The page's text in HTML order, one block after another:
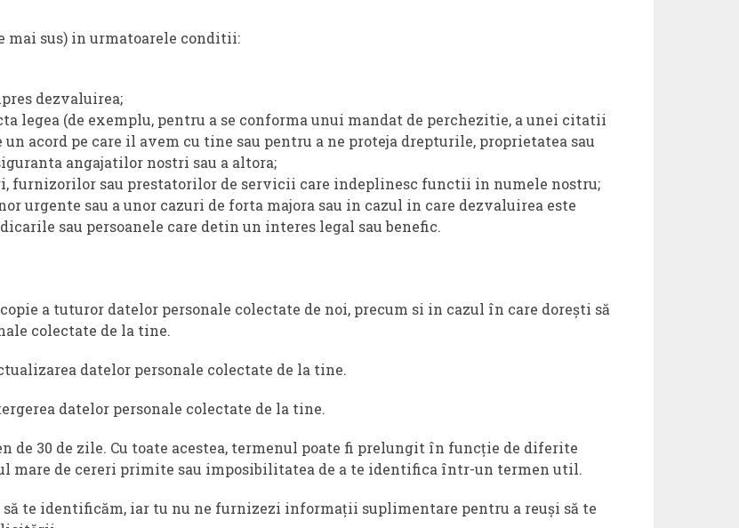
mai sus) in urmatoarele conditii:
dezvaluirea;
legea (de exemplu, pentru a se conforma unui mandat de perchezitie, a unei citatii
acord pe care il avem cu tine sau pentru a ne proteja drepturile, proprietatea sau
angajatilor nostri sau a altora;
sau prestatorilor de servicii care indeplinesc functii in numele nostru;
urgente sau a unor cazuri de forta majora sau in cazul in care dezvaluirea este
sau persoanele care detin un interes legal sau benefic.
a tuturor datelor personale colectate de noi, precum si in cazul în care dorești să
colectate de la tine.
datelor personale colectate de la tine.
datelor personale colectate de la tine.
de 30 de zile. Cu toate acestea, termenul poate fi prelungit în funcție de diferite
mare de cereri primite sau imposibilitatea de a te identifica într-un termen util.
să te identificăm, iar tu nu ne furnizezi informații suplimentare pentru a reuși să te